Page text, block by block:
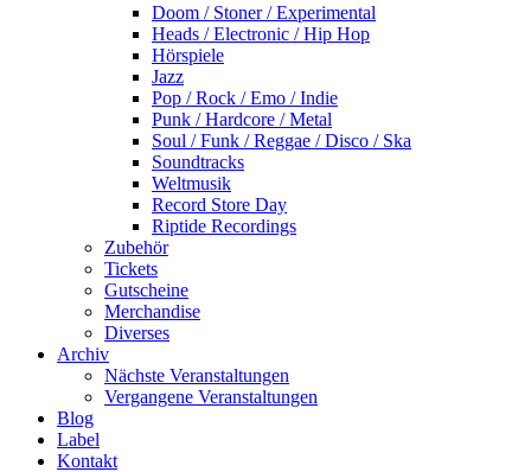
Doom / Stoner / Experimental
Heads / Electronic / Hip Hop
Hörspiele
Jazz
Pop / Rock / Emo / Indie
Punk / Hardcore / Metal
Soul / Funk / Reggae / Disco / Ska
Soundtracks
Weltmusik
Record Store Day
Riptide Recordings
Zubehör
Tickets
Gutscheine
Merchandise
Diverses
Archiv
Nächste Veranstaltungen
Vergangene Veranstaltungen
Blog
Label
Kontakt